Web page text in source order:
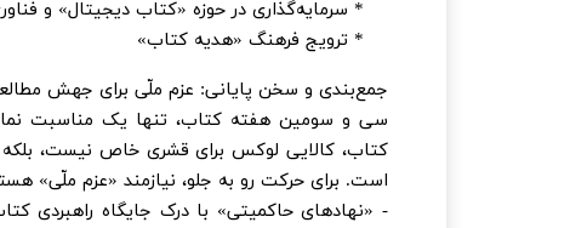
* سرمایه‌گذاری در حوزه «کتاب دیجیتال» و
* ترویج فرهنگ «هدیه کتاب»
جمع‌بندی و سخن پایانی: عزم ملّی برای جهش
سی و سومین هفته کتاب، تنها یک مناسبت
کتاب، کالایی لوکس برای قشری خاص نیست،
است. برای حرکت رو به جلو، نیازمند «عزم ملّی»
- «نهادهای حاکمیتی» با درک جایگاه راهبردی